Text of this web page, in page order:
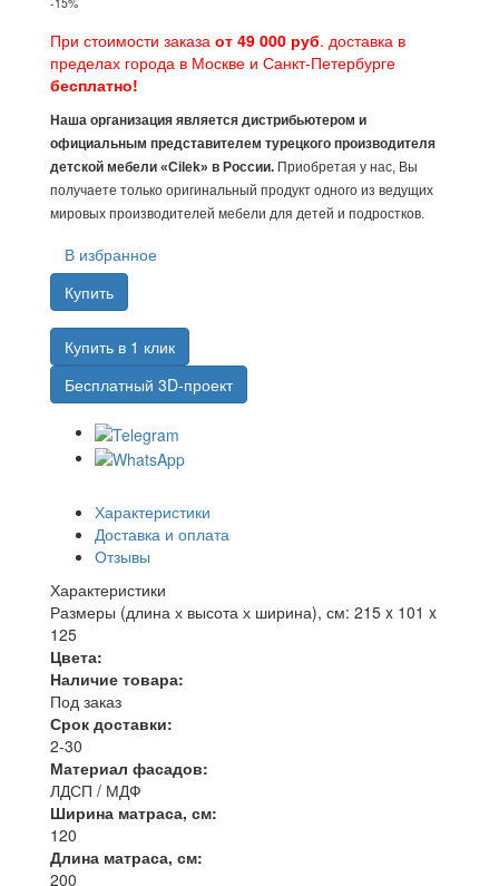
При стоимости заказа от 49 000 руб. доставка в
пределах города в Москве и Санкт-Петербурге
бесплатно!
Наша организация является дистрибьютером и
официальным представителем турецкого производителя
детской мебели «Cilek» в России. Приобретая у нас, Вы
получаете только оригинальный продукт одного из ведущих
мировых производителей мебели для детей и подростков.
В избранное
Купить
Купить в 1 клик
Бесплатный 3D-проект
Характеристики
Доставка и оплата
Отзывы
Характеристики
Размеры (длина х высота х ширина), см: 215 x 101 x
125
Цвета:
Наличие товара:
Под заказ
Срок доставки:
2-30
Материал фасадов:
ЛДСП / МДФ
Ширина матраса, см:
120
Длина матраса, см:
200